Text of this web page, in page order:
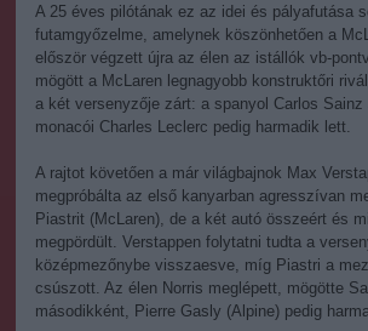
A 25 éves pilótának ez az idei és pályafutása
futamgyőzelme, amelynek köszönhetően a
először végzett újra az élen az istállók vb-
mögött a McLaren legnagyobb konstruktőri
a két versenyzője zárt: a spanyol Carlos Sainz
monacói Charles Leclerc pedig harmadik lett.
A rajtot követően a már világbajnok Max
megpróbálta az első kanyarban agresszívan
Piastrit (McLaren), de a két autó összeért és
megpördült. Verstappen folytatni tudta a
középmezőnybe visszaesve, míg Piastri a
csúszott. Az élen Norris meglépett, mögötte
másodikként, Pierre Gasly (Alpine) pedig